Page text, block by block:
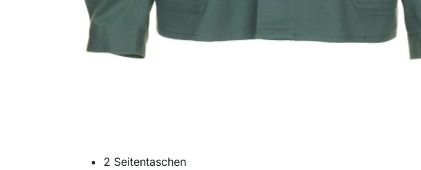
2 Seitentaschen